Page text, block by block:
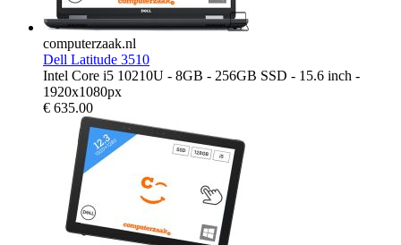
computerzaak.nl
Dell Latitude 3510
Intel Core i5 10210U - 8GB - 256GB SSD - 15.6 inch -
1920x1080px
€ 635.00